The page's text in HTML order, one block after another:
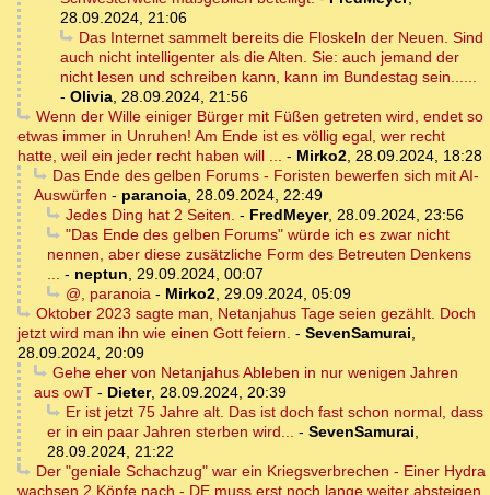
28.09.2024, 21:06
Das Internet sammelt bereits die Floskeln der Neuen. Sind
auch nicht intelligenter als die Alten. Sie: auch jemand der
nicht lesen und schreiben kann, kann im Bundestag sein......
- Olivia, 28.09.2024, 21:56
Wenn der Wille einiger Bürger mit Füßen getreten wird, endet so
etwas immer in Unruhen! Am Ende ist es völlig egal, wer recht
hatte, weil ein jeder recht haben will ... - Mirko2, 28.09.2024, 18:28
Das Ende des gelben Forums - Foristen bewerfen sich mit AI-
Auswürfen - paranoia, 28.09.2024, 22:49
Jedes Ding hat 2 Seiten. - FredMeyer, 28.09.2024, 23:56
"Das Ende des gelben Forums" würde ich es zwar nicht
nennen, aber diese zusätzliche Form des Betreuten Denkens
... - neptun, 29.09.2024, 00:07
@, paranoia- Mirko2, 29.09.2024, 05:09
Oktober 2023 sagte man, Netanjahus Tage seien gezählt. Doch
jetzt wird man ihn wie einen Gott feiern. - SevenSamurai,
28.09.2024, 20:09
Gehe eher von Netanjahus Ableben in nur wenigen Jahren
aus owT - Dieter, 28.09.2024, 20:39
Er ist jetzt 75 Jahre alt. Das ist doch fast schon normal, dass
er in ein paar Jahren sterben wird... - SevenSamurai,
28.09.2024, 21:22
Der "geniale Schachzug" war ein Kriegsverbrechen - Einer Hydra
wachsen 2 Köpfe nach - DE muss erst noch lange weiter absteigen,